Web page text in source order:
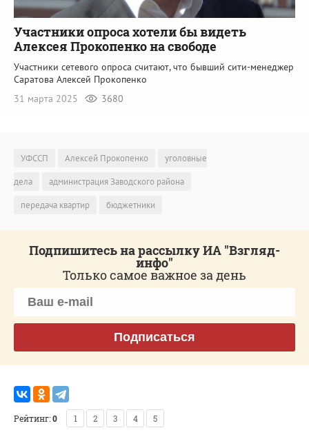
Участники опроса хотели бы видеть
Алексея Прокопенко на свободе
Участники сетевого опроса считают, что бывший сити-менеджер
Саратова Алексей Прокопенко
31 марта 2025
3680
УФССП Алексей Прокопенко
уголовные
дела
администрация Заводского района
передача квартир
бюджетники
Подпишитесь на рассылку ИА "Взгляд-
инфо"
Только самое важное за день
Подписаться
Рейтинг:0 1 2 3 4 5